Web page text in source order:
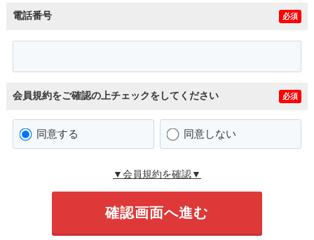
電話番号 必須
会員規約をご確認の上チェックをしてください 必須
同意する 同意しない
▼会員規約を確認▼